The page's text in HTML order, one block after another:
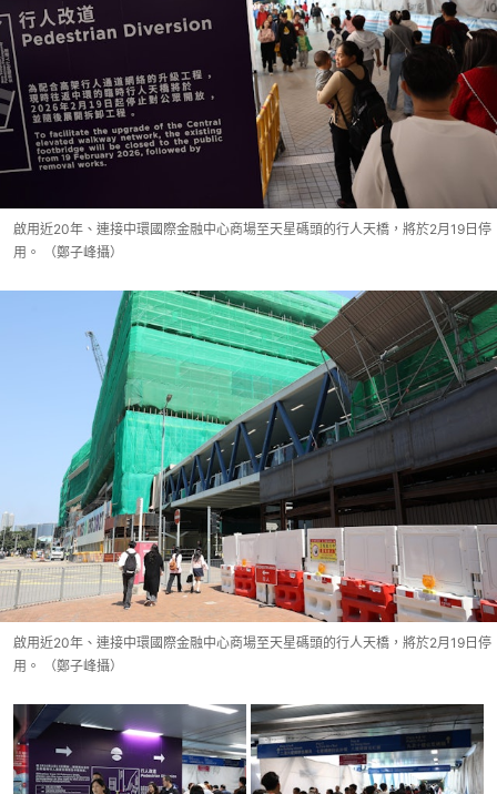
啟用近20年、連接中環國際金融中心商場至天星碼頭的行人天橋，將於2月19日停
用。 （鄭子峰攝）
啟用近20年、連接中環國際金融中心商場至天星碼頭的行人天橋，將於2月19日停
用。 （鄭子峰攝）